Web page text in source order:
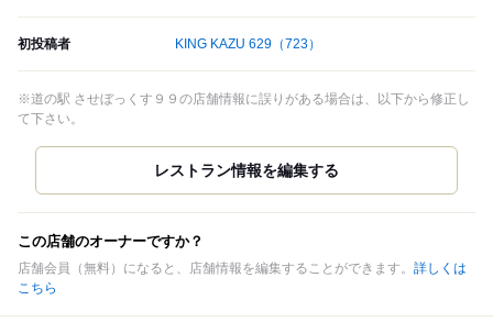
初投稿者 KING KAZU 629 （723）
※道の駅 させぼっくす９９の店舗情報に誤りがある場合は、以下から修正し
て下さい。
この店舗のオーナーですか？
店舗会員（無料）になると、店舗情報を編集することができます。 詳しくは
こちら